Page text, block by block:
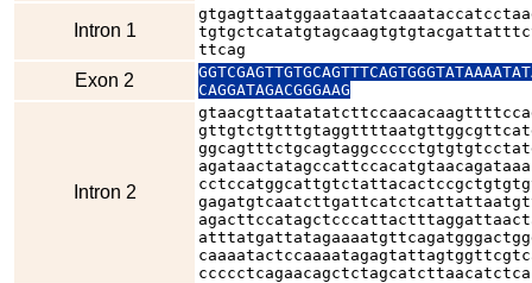
Intron 1
ttcag
Exon 2
CAGGATAGACGGGAAG
Intron 2